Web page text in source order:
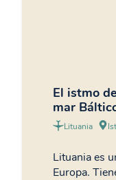
El istmo
mar
Lituania
Lituania es
Europa.